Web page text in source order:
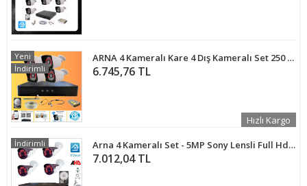
ARNA 4 Kameralı Kare 4 Dış Kameralı Set 250 GB Harddisk Full HD Gece Görüşlü Güvenlik Kamerası Sistemi
6.745,76 TL
Yeni
İndirimli
Hızlı Kargo
Arna 4 Kameralı Set - 5MP Sony Lensli Full Hd Gece Görüşlü Güvenlik Kamerası Sistemi - Cepten Izle Xmeye 320 GB HDD Dahil
7.012,04 TL
İndirimli